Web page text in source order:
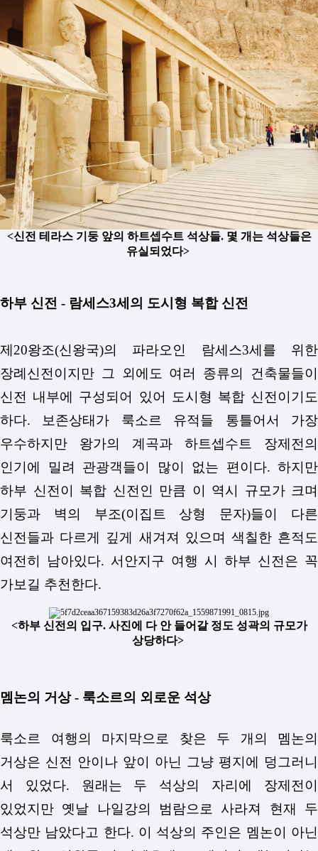
<신전 테라스 기둥 앞의 하트셉수트 석상들. 몇 개는 석상들은
유실되었다>
하부 신전 - 람세스3세의 도시형 복합 신전
제20왕조(신왕국)의 파라오인 람세스3세를 위한
장례신전이지만 그 외에도 여러 종류의 건축물들이
신전 내부에 구성되어 있어 도시형 복합 신전이기도
하다. 보존상태가 룩소르 유적들 통틀어서 가장
우수하지만 왕가의 계곡과 하트셉수트 장제전의
인기에 밀려 관광객들이 많이 없는 편이다. 하지만
하부 신전이 복합 신전인 만큼 이 역시 규모가 크며
기둥과 벽의 부조(이집트 상형 문자)들이 다른
신전들과 다르게 깊게 새겨져 있으며 색칠한 흔적도
여전히 남아있다. 서안지구 여행 시 하부 신전은 꼭
가보길 추천한다.
<하부 신전의 입구. 사진에 다 안 들어갈 정도 성곽의 규모가
상당하다>
멤논의 거상 - 룩소르의 외로운 석상
룩소르 여행의 마지막으로 찾은 두 개의 멤논의
거상은 신전 안이나 앞이 아닌 그냥 평지에 덩그러니
서 있었다. 원래는 두 석상의 자리에 장제전이
있었지만 옛날 나일강의 범람으로 사라져 현재 두
석상만 남았다고 한다. 이 석상의 주인은 멤논이 아닌